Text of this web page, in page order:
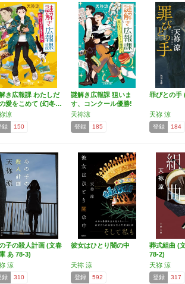
き広報課 わたしだ
愛をこめて (幻冬…
涼
録 150
謎解き広報課 狙いま
す、コンクール優勝!
(…
天祢涼
登録 185
罪びとの手
天祢 涼
登録 184
子の殺人計画 (文春
あ 78-3)
涼
録 310
彼女はひとり闇の中
天祢 涼
登録 592
葬式組曲 (
78-2)
天祢 涼
登録 317